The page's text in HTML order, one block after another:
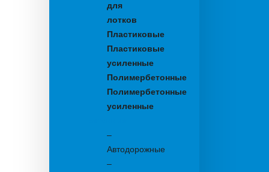
для
лотков
Пластиковые
Пластиковые
усиленные
Полимербетонные
Полимербетонные
усиленные
–
Автодорожные
–